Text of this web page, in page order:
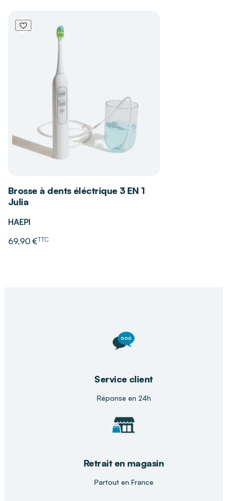
Permet un renouvellement simple des
accessoires pour maintenir une efficacité de
brossage optimale sur la durée
Pourquoi choisir DISTRI CLUB MEDICAL
pour l'achat de votre produit ?
Grâce à son maillage national de magasins,
DISTRI CLUB MEDICAL assure une écoute
attentive et des conseils personnalisés pour
équiper votre domicile. Nos experts s'engagent
à fournir des solutions techniques fiables qui
sereinement dans un environnement sécurisé et
bienveillant.
Brosse à dents éléctrique 3 EN 1
Julia
HAEPI
69,90 €TTC
Service client
Réponse en 24h
Retrait en magasin
Partout en France